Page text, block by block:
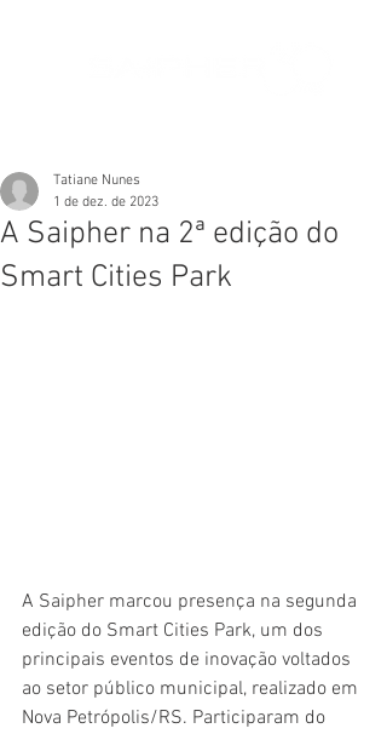
A Saipher na 2ª edição do
Smart Cities Park
Tatiane Nunes
1 de dez. de 2023
A Saipher marcou presença na segunda
edição do Smart Cities Park, um dos
principais eventos de inovação voltados
ao setor público municipal, realizado em
Nova Petrópolis/RS. Participaram do